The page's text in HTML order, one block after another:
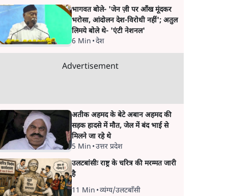
भागवत बोले- 'जेन ज़ी पर आँख मूंदकर
भरोसा, आंदोलन देश-विरोधी नहीं'; अतुल
लिमये बोले थे- 'एंटी नेशनल'
6 Min •देश
Advertisement
अतीक अहमद के बेटे अबान अहमद की
सड़क हादसे में मौत, जेल में बंद भाई से
मिलने जा रहे थे
5 Min •उत्तर प्रदेश
उलटबांसीः राष्ट्र के चरित्र की मरम्मत जारी
है
11 Min •व्यंग्य/उलटबाँसी